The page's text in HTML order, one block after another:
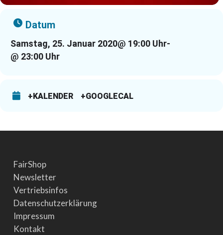
Datum
Samstag, 25. Januar 2020@ 19:00 Uhr-
@ 23:00 Uhr
+KALENDER +GOOGLECAL
FairShop
Newsletter
Vertriebsinfos
Datenschutzerklärung
Impressum
Kontakt